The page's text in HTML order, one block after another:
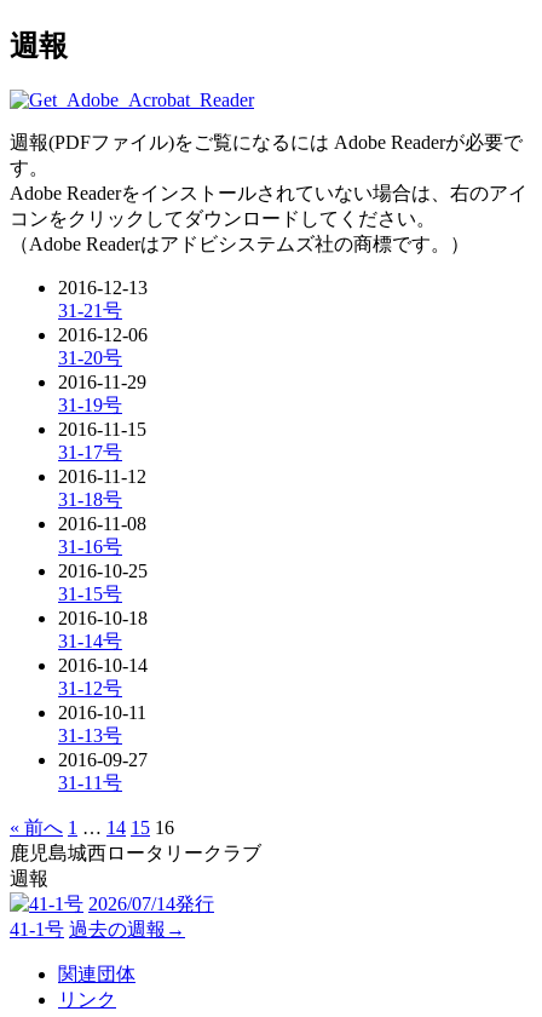
週報
週報(PDFファイル)をご覧になるには Adobe Readerが必要で
す。
Adobe Readerをインストールされていない場合は、右のアイ
コンをクリックしてダウンロードしてください。
（Adobe Readerはアドビシステムズ社の商標です。）
2016-12-13
31-21号
2016-12-06
31-20号
2016-11-29
31-19号
2016-11-15
31-17号
2016-11-12
31-18号
2016-11-08
31-16号
2016-10-25
31-15号
2016-10-18
31-14号
2016-10-14
31-12号
2016-10-11
31-13号
2016-09-27
31-11号
« 前へ 1 … 14 15 16
鹿児島城西ロータリークラブ
週報
2026/07/14発行
41-1号 過去の週報→
関連団体
リンク